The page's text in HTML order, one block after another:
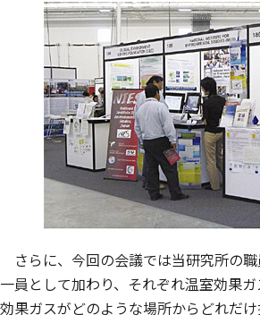
さらに、今回の会議では当研究所の
一員として加わり、それぞれ温室効果
効果ガスがどのような場所からどれだ